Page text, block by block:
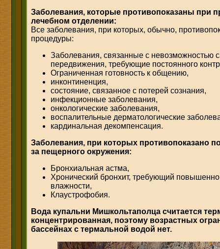
Заболевания, которые противопоказаны при
лечебном отделении:
Все заболевания, при которых, обычно,
процедуры:
Заболевания, связанные с невозможностью
передвижения, требующие постоянного
Ограниченная готовность к общению,
инконтиненция,
состояние, связанное с потерей сознания,
инфекционные заболевания,
онкологические заболевания,
воспалительные дерматологические
кардинальная декомпенсация.
Заболевания, при которых противопоказано
за пещерного окружения:
Бронхиальная астма,
Хронический бронхит, требующий
влажности,
Клаустрофобия.
Вода купальни Мишкольтаполца считается
концентрированная, поэтому возрастных
бассейнах с термальной водой нет.